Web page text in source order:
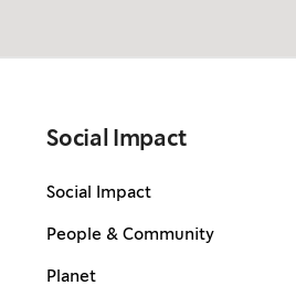
Social Impact
Social Impact
People & Community
Planet